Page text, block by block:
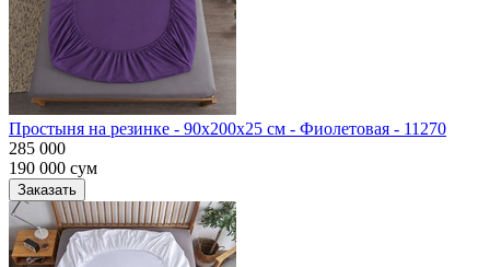
Простыня на резинке - 90x200x25 cм - Фиолетовая - 11270
285 000
190 000 сум
Заказать